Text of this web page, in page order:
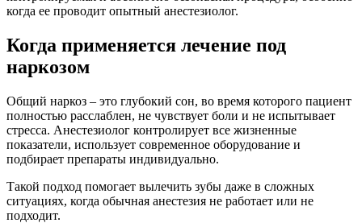
когда ее проводит опытный анестезиолог.
Когда применяется лечение под
наркозом
Общий наркоз – это глубокий сон, во время которого пациент
полностью расслаблен, не чувствует боли и не испытывает
стресса. Анестезиолог контролирует все жизненные
показатели, использует современное оборудование и
подбирает препараты индивидуально.
Такой подход помогает вылечить зубы даже в сложных
ситуациях, когда обычная анестезия не работает или не
подходит.